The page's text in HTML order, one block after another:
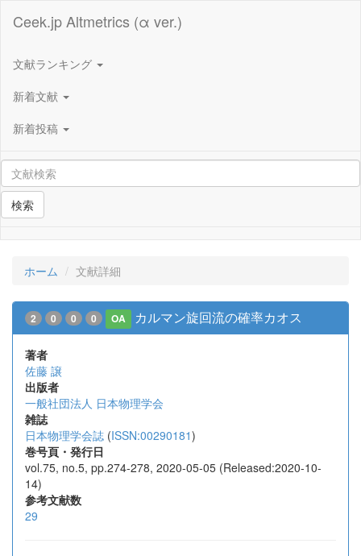
Ceek.jp Altmetrics (α ver.)
文献ランキング
新着文献
新着投稿
検索
ホーム 文献詳細
2 0 0 0 OA カルマン旋回流の確率カオス
著者
佐藤 譲
出版者
一般社団法人 日本物理学会
雑誌
日本物理学会誌 (ISSN:00290181)
巻号頁・発行日
vol.75, no.5, pp.274-278, 2020-05-05 (Released:2020-10-
14)
参考文献数
29